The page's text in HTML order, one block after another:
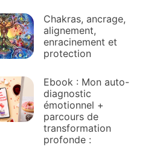
Chakras, ancrage,
alignement,
enracinement et
protection
Ebook : Mon auto-
diagnostic
émotionnel +
parcours de
transformation
profonde :